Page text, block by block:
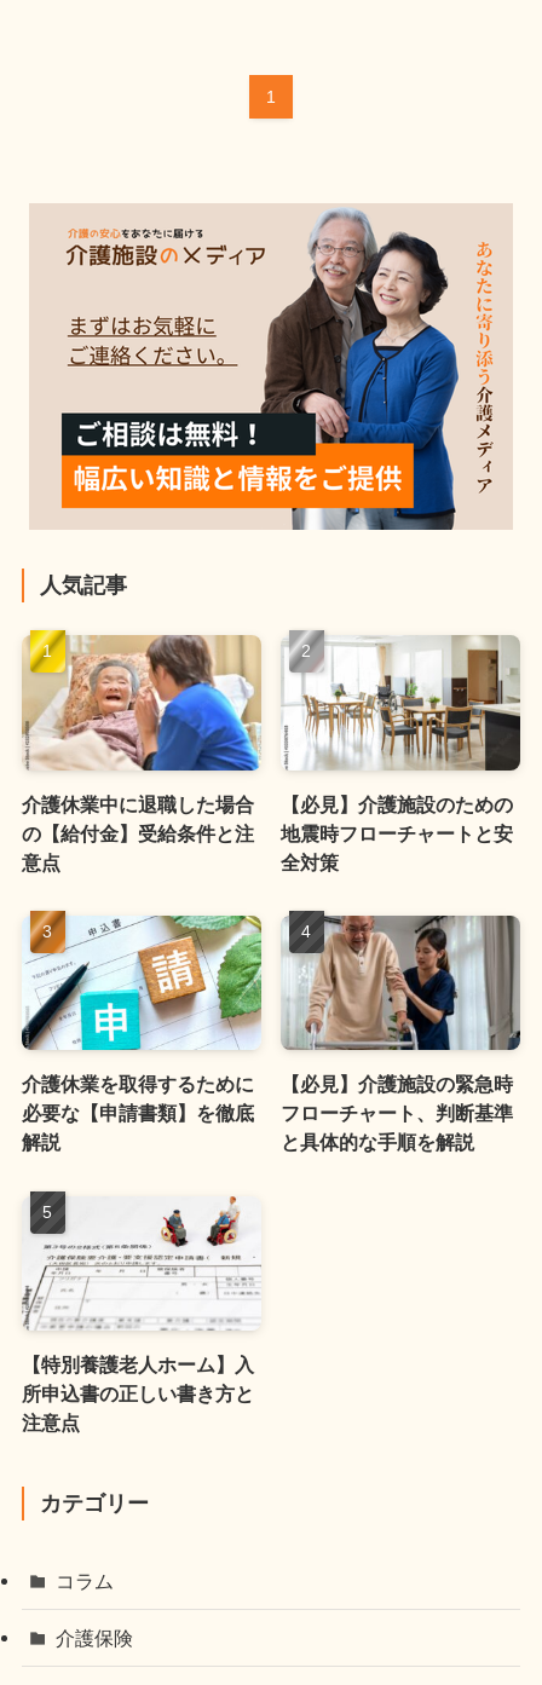
1
人気記事
介護休業中に退職した場合
の【給付金】受給条件と注
意点
【必見】介護施設のための
地震時フローチャートと安
全対策
介護休業を取得するために
必要な【申請書類】を徹底
解説
【必見】介護施設の緊急時
フローチャート、判断基準
と具体的な手順を解説
【特別養護老人ホーム】入
所申込書の正しい書き方と
注意点
カテゴリー
コラム
介護保険